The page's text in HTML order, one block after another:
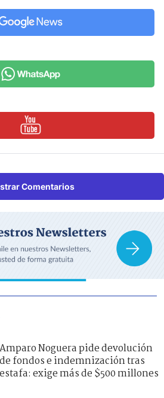
Comentarios
Amparo Noguera pide devolución
de fondos e indemnización tras
estafa: exige más de $500 millones